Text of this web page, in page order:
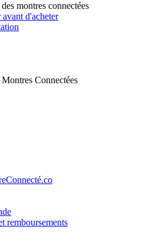
montres connectées
d'acheter
Connectées
remboursements